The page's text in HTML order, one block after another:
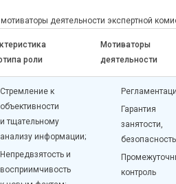
деятельности экспертной
роли
Мотиваторы
деятельности
Стремление к
объективности
и тщательному
анализу информации;
Непредвзятость и
восприимчивость
Гарантия
занятости,
контроль